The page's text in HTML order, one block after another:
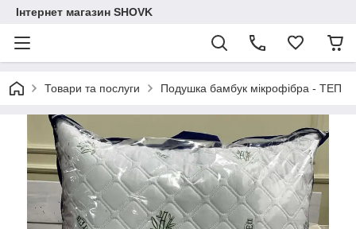
Інтернет магазин SHOVK
Товари та послуги Подушка бамбук мікрофібра - ТЕП